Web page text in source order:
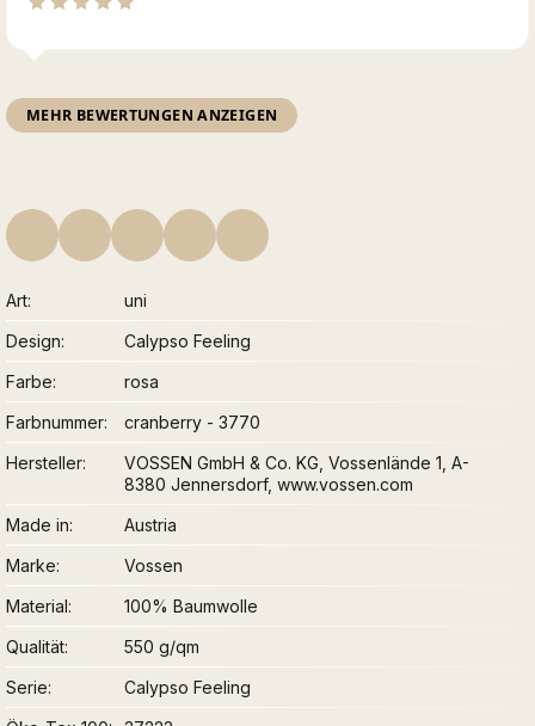
MEHR BEWERTUNGEN ANZEIGEN
Art
uni
Design
Calypso Feeling
Farbe
rosa
Farbnummer
cranberry - 3770
Hersteller
VOSSEN GmbH & Co. KG, Vossenlände 1, A-
8380 Jennersdorf, www.vossen.com
Made in
Austria
Marke
Vossen
Material
100% Baumwolle
Qualität
550 g/qm
Serie
Calypso Feeling